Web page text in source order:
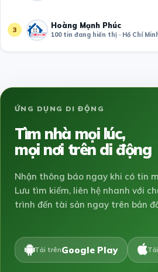
3 Hoàng Mạnh Phúc
100 tin đang hiển thị · Hồ Chí
ỨNG DỤNG DI ĐỘNG
Tìm nhà mọi lúc,
mọi nơi trên di động
Nhận thông báo ngay khi có tin
Lưu tìm kiếm, liên hệ nhanh với
trình đến tài sản ngay trên bản
Tải trênGoogle Play